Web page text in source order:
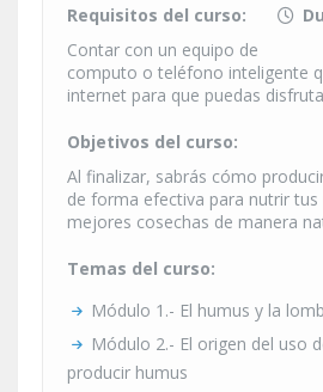
Requisitos del curso:
Contar con un equipo de
computo o teléfono inteligente
internet para que puedas
Objetivos del curso:
Al finalizar, sabrás cómo
de forma efectiva para nutrir
mejores cosechas de manera
Temas del curso:
Módulo 1.- El humus y la
Módulo 2.- El origen del uso
producir humus